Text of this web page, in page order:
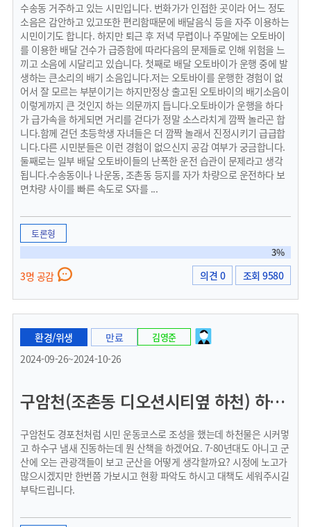
수송동 거주하고 있는 시민입니다. 번화가가 인접한 곳이라 어느 정도
소음은 감안하고 있고또한 편리함때문에 배달음식 등을 자주 이용하는
시민이기도 합니다. 하지만 퇴근 후 저녁 무렵이나 주말에는 오토바이
를 이용한 배달 건수가 급증함에 따라다음의 문제들로 인해 위험을 느
끼고 소음에 시달리고 있습니다. 첫째로 배달 오토바이가 운행 중에 발
생하는 큰소리의 배기 소음입니다.저는 오토바이를 운행한 경험이 없
어서 잘 모르는 부분이기는 하지만정상 출고된 오토바이의 배기소음이
이렇게까지 큰 것인지 하는 의문까지 듭니다.오토바이가 운행을 하다
가 급가속을 하게되면 거리를 걷다가 정말 소스라치게 깜짝 놀라곤 합
니다.함께 걷던 초등학생 자녀들은 더 깜짝 놀래서 진정시키기 급급합
니다.다른 시민분들은 이런 경험이 없으신지 공감 여부가 궁금합니다.
둘째로는 일부 배달 오토바이들의 난폭한 운전 습관이 문제라고 생각
됩니다.수송동이나 나운동, 조촌동 등지를 자가 차량으로 운전하다 보
면차량 사이를 빠른 속도로 S자를 ...
토론형
3%
3명 공감 의견 0 조회 9580
환경/위생
만료
2024-09-26~2024-10-26
김영준
구암천(조촌동 디오션시티옆 하천) 하수구 냄새
구암천도 경포천처럼 시민 운동코스로 조성을 했는데 하천물은 시커멓
고 하수구 냄새 진동하는데 뭔 산책을 하겠어요. 7-80년대도 아니고 군
산에 오는 관광객들이 보고 군산을 어떻게 생각할까요? 시정에 노고가
많으시겠지만 한번쯤 가보시고 현황 파악도 하시고 대책도 세워주시길
부탁드립니다.